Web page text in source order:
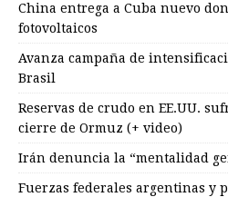
China entrega a Cuba nuevo
fotovoltaicos
Avanza campaña de
Brasil
Reservas de crudo en EE.UU.
cierre de Ormuz (+ video)
Irán denuncia la “mentalidad
Fuerzas federales argentinas y